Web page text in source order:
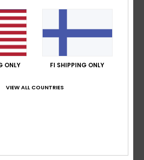
5
good!
for money Size: Too large
product
ONLY FI SHIPPING ONLY
VIEW ALL COUNTRIES